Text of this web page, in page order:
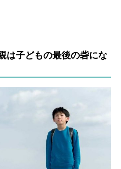
子どもの最後の砦にな